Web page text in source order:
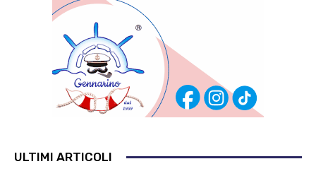
ULTIMI ARTICOLI